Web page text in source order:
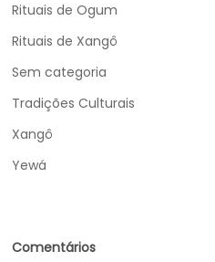
Rituais de Ogum
Rituais de Xangô
Sem categoria
Tradições Culturais
Xangô
Yewá
Comentários